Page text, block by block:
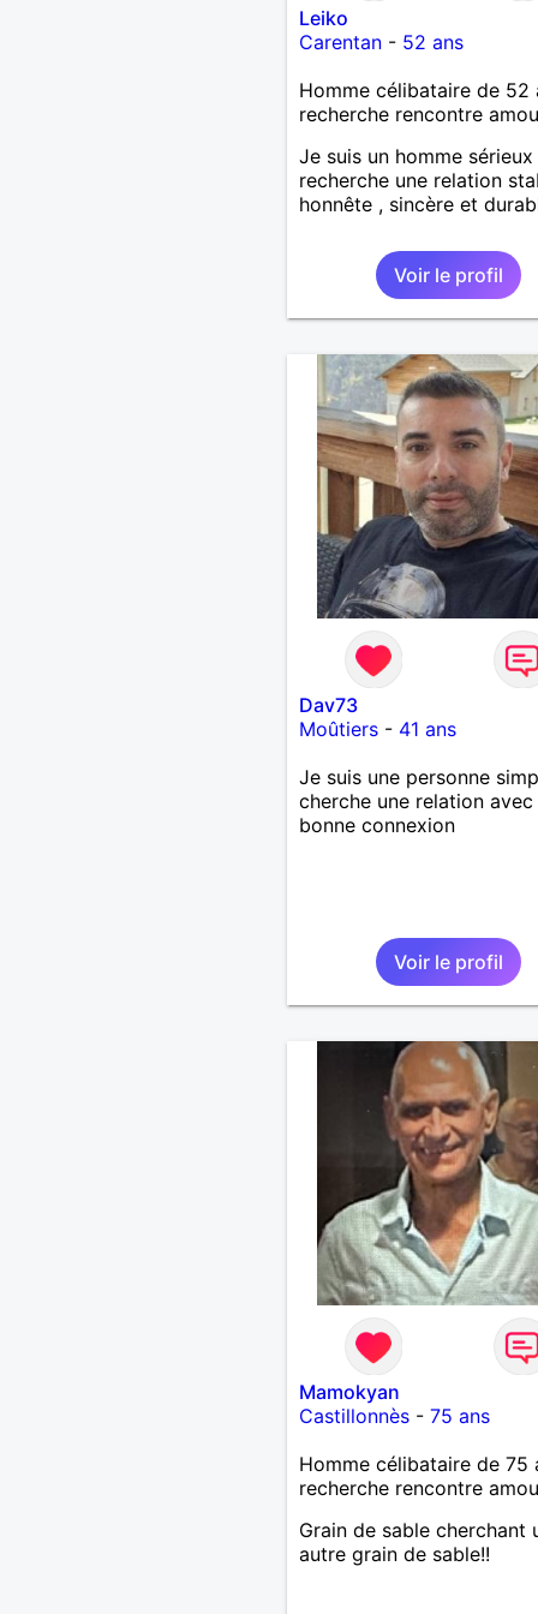
Leiko
Carentan- 52 ans
Homme célibataire de 52
recherche rencontre
Je suis un homme sérieux
recherche une relation
honnête , sincère et
Voir le profil
Dav73
Moûtiers- 41 ans
Je suis une personne
cherche une relation avec
bonne connexion
Voir le profil
Mamokyan
Castillonnès- 75 ans
Homme célibataire de 75
recherche rencontre
Grain de sable cherchant
autre grain de sable!!